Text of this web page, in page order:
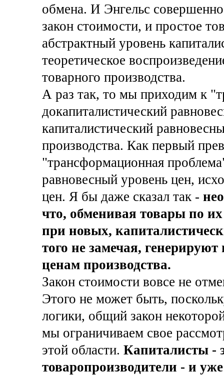
обмена. И Энгельс
закон стоимости, и простое
абстрактный уровень
теоретическое
товарного производства.
А раз так, то мы приходим к
докапиталистический
капиталистический
производства. Как первый
"трансформационная
равновесный уровень цен,
цен. Я бы даже сказал так -
что, обменивая товары по
при новых,
того не замечая,
ценам производства.
Закон стоимости вовсе не
Этого не может быть,
логики, общий закон
мы ограничиваем свое
этой области. Капиталисты
товаропроизводители - и